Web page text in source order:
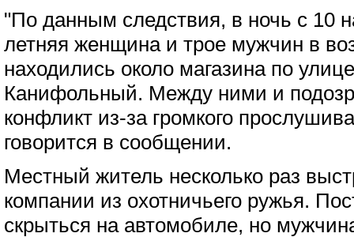
"По данным следствия, в ночь с 10
летняя женщина и трое мужчин в
находились около магазина по
Канифольный. Между ними и
конфликт из-за громкого
говорится в сообщении.
Местный житель несколько раз
компании из охотничьего ружья.
скрыться на автомобиле, но